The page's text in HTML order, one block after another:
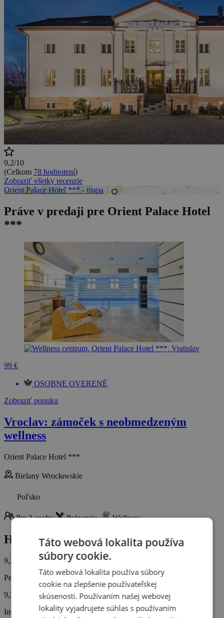
9,2/10
(Celkom 78 hodnotení)
Zobraziť všetky recenzie
Orient Palace Hotel *** - mapa
Práve v predaji pre Orient Palace Hotel
***
99 €
OSOBNE OVERENÉ
Zobraziť ponuku
Vroclav: zámoček s neobmedzeným
wellness
Orient Palace Hotel ***
Bielany Wrocławskie
Poľsko
Pre 2 osoby Polpenzia Wellness
Hodnotenie od zákazníkov
9,3/10
Personál
9,3
Interiér hotela
Táto webová lokalita používa
súbory cookie.
Táto webová lokalita používa súbory
cookie na zlepšenie používateľskej
skúsenosti. Používaním našej webovej
lokality vyjadrujete súhlas s používaním